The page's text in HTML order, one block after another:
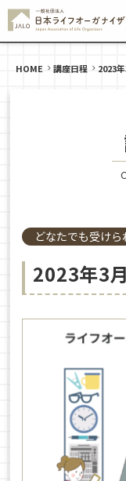
HOME 講座日程 2023
どなたでも受け
2023年3